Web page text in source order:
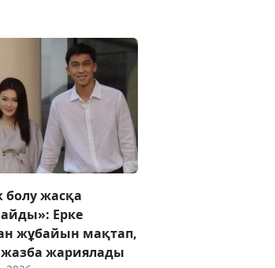
болу жасқа
Ерке
жұбайын мақтап,
жазба жариялады